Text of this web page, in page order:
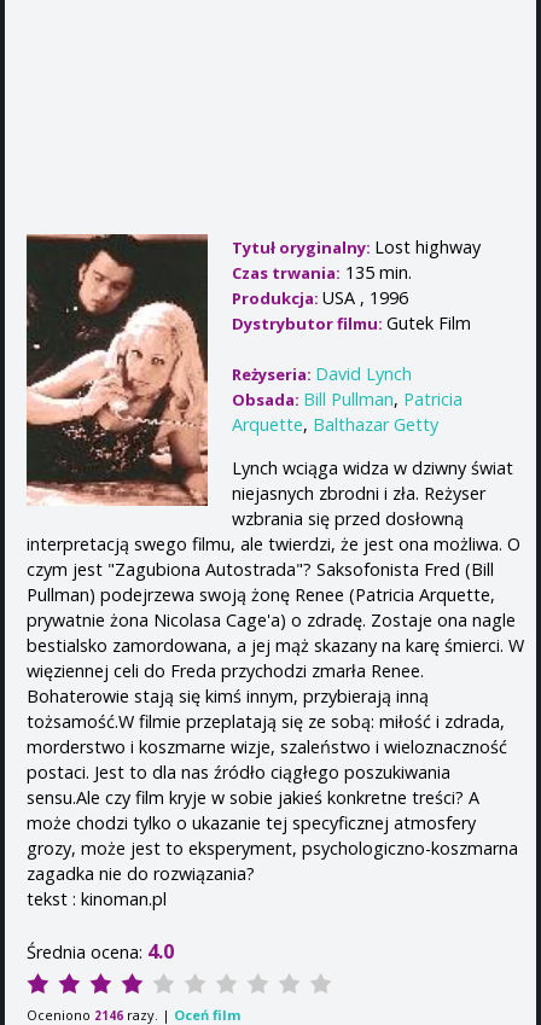
Tytuł oryginalny: Lost highway
Czas trwania: 135 min.
Produkcja: USA , 1996
Dystrybutor filmu: Gutek Film
Reżyseria: David Lynch
Obsada: Bill Pullman, Patricia
Arquette, Balthazar Getty
Lynch wciąga widza w dziwny świat
niejasnych zbrodni i zła. Reżyser
wzbrania się przed dosłowną
interpretacją swego filmu, ale twierdzi, że jest ona możliwa. O
czym jest "Zagubiona Autostrada"? Saksofonista Fred (Bill
Pullman) podejrzewa swoją żonę Renee (Patricia Arquette,
prywatnie żona Nicolasa Cage'a) o zdradę. Zostaje ona nagle
bestialsko zamordowana, a jej mąż skazany na karę śmierci. W
więziennej celi do Freda przychodzi zmarła Renee.
Bohaterowie stają się kimś innym, przybierają inną
tożsamość.W filmie przeplatają się ze sobą: miłość i zdrada,
morderstwo i koszmarne wizje, szaleństwo i wieloznaczność
postaci. Jest to dla nas źródło ciągłego poszukiwania
sensu.Ale czy film kryje w sobie jakieś konkretne treści? A
może chodzi tylko o ukazanie tej specyficznej atmosfery
grozy, może jest to eksperyment, psychologiczno-koszmarna
zagadka nie do rozwiązania?
tekst : kinoman.pl
Średnia ocena: 4.0
Oceniono 2146 razy. | Oceń film